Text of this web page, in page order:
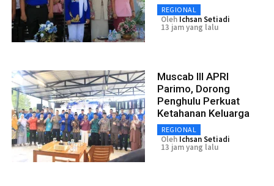
REGIONAL
Oleh Ichsan Setiadi
13 jam yang lalu
Muscab III APRI
Parimo, Dorong
Penghulu Perkuat
Ketahanan Keluarga
REGIONAL
Oleh Ichsan Setiadi
13 jam yang lalu